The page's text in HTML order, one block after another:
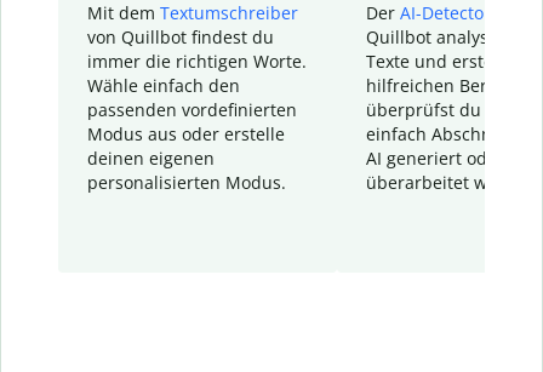
Mit dem Textumschreiber
von Quillbot findest du
immer die richtigen Worte.
Wähle einfach den
passenden vordefinierten
Modus aus oder erstelle
deinen eigenen
personalisierten Modus.
Der AI-Detector
Quillbot analysiert
Texte und erstellt
hilfreichen Bericht.
überprüfst du
einfach Abschnitte,
AI generiert oder
überarbeitet wurden.